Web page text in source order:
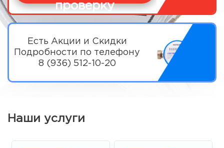
проверку
Есть Акции и Скидки
Подробности по телефону
8 (936) 512-10-20
Наши услуги